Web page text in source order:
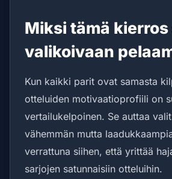
Miksi tämä kierros
valikoivaan
Kun kaikki parit ovat samasta
otteluiden motivaatioprofiili on
vertailukelpoinen. Se auttaa
vähemmän mutta
verrattuna siihen, että yrittää
sarjojen satunnaisiin otteluihin.